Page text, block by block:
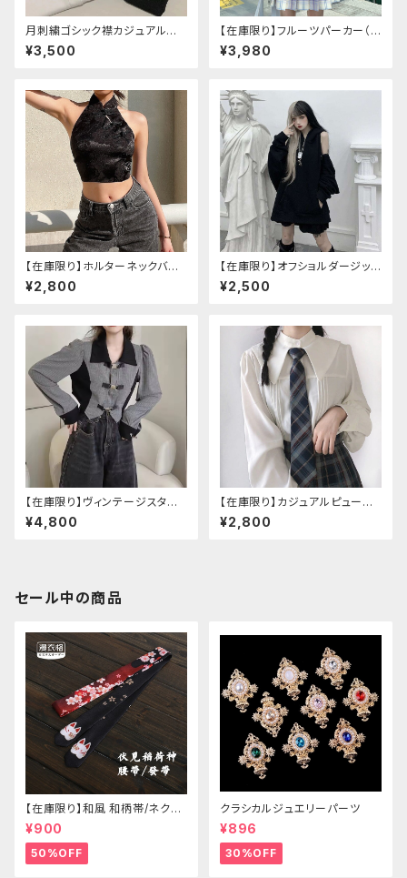
月刺繍ゴシック襟カジュアルブラ
ウス(長袖)
¥3,500
【在庫限り】フルーツパーカー（ブ
ルべリ、ブドウ、キウイ、チェリー、
ぶどう
¥3,980
【在庫限り】ホルターネックバッ
クリボンチャイナシャツ
¥2,800
【在庫限り】オフショルダージップ
パーカー
¥2,500
【在庫限り】ヴィンテージスタイ
ルバックルベルトシャツ
¥4,800
【在庫限り】カジュアルピューリ
タンカラープレッピーブラウス
¥2,800
セール中の商品
【在庫限り】和風 和柄帯/ネクタ
イ/リボン（狐面/金魚
¥900
50%OFF
クラシカルジュエリーパーツ
¥896
30%OFF